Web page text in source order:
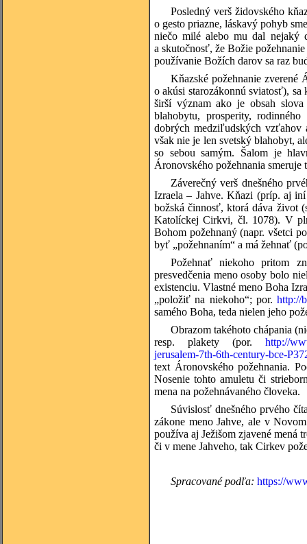
Posledný verš židovského
o gesto priazne, láskavý pohyb
niečo milé alebo mu dal nejaký
a skutočnosť, že Božie
používanie Božích darov sa raz
Kňazské požehnanie zverené
o akúsi starozákonnú sviatosť),
širší význam ako je obsah
blahobytu, prosperity,
dobrých medziľudských
však nie je len svetský blahobyt,
so sebou samým. Šalom je
Áronovského požehnania
Záverečný verš dnešného
Izraela – Jahve. Kňazi (príp. aj
božská činnosť, ktorá dáva život
Katolíckej Cirkvi, čl. 1078). V
Bohom požehnaný (napr. všetci
byť „požehnaním“ a má žehnať
Požehnať niekoho pritom
presvedčenia meno osoby bolo
existenciu. Vlastné meno Boha
„položiť na niekoho“; por.http://
samého Boha, teda nielen jeho
Obrazom takéhoto chápania
resp. plakety (por. http://
jerusalem-7th-6th-century-bce-
text Áronovského požehnania.
Nosenie tohto amuletu či
mena na požehnávaného človeka.
Súvislosť dnešného prvého
zákone meno Jahve, ale v
používa aj Ježišom zjavené mená
či v mene Jahveho, tak Cirkev
Spracované podľa: https://